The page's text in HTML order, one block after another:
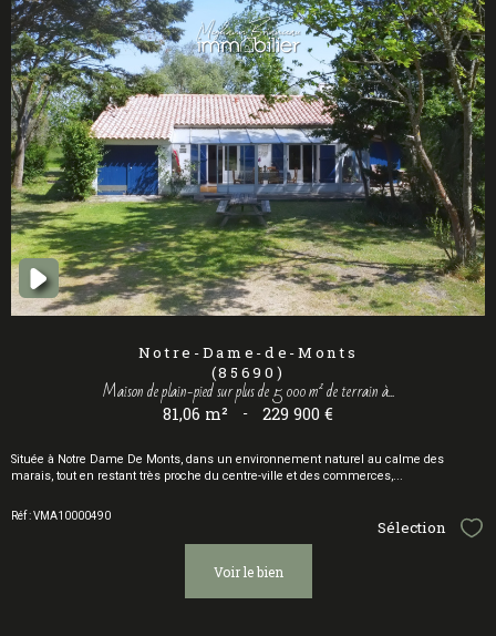
Notre-Dame-de-Monts
(85690)
Maison de plain-pied sur plus de 5 000 m² de terrain à...
81,06 m² - 229 900 €
Située à Notre Dame De Monts, dans un environnement naturel au calme des
marais, tout en restant très proche du centre-ville et des commerces,...
Réf : VMA10000490
Sélection
voir le bien